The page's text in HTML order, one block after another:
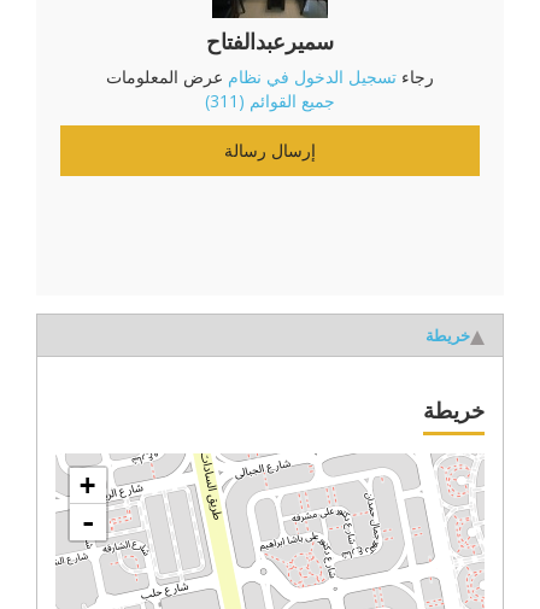
سميرعبدالفتاح
رجاء تسجيل الدخول في نظام عرض المعلومات
جميع القوائم (311)
إرسال رسالة
خريطة
خريطة
+
-